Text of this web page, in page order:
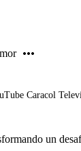
Caracol
un